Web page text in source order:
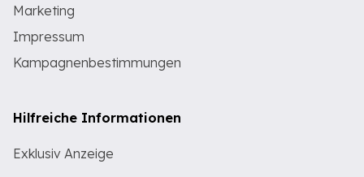
Marketing
Impressum
Kampagnenbestimmungen
Hilfreiche Informationen
Exklusiv Anzeige